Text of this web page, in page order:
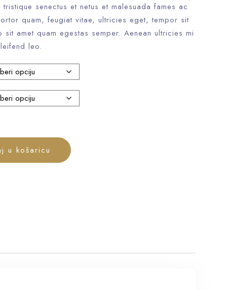
senectus et netus et malesuada fames ac
quam, feugiat vitae, ultricies eget, tempor sit
amet quam egestas semper. Aenean ultricies mi
leo.
u košaricu